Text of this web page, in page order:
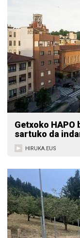
Getxoko HAPO
sartuko da
HIRUKA.EUS